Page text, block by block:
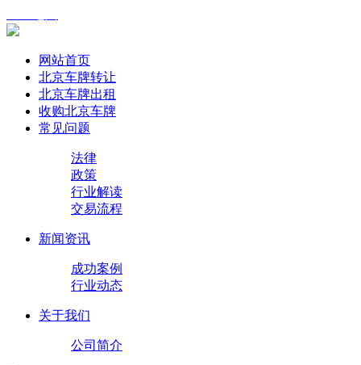
网站首页
北京车牌转让
北京车牌出租
收购北京车牌
常见问题
法律
政策
行业解读
交易流程
新闻资讯
成功案例
行业动态
关于我们
公司简介